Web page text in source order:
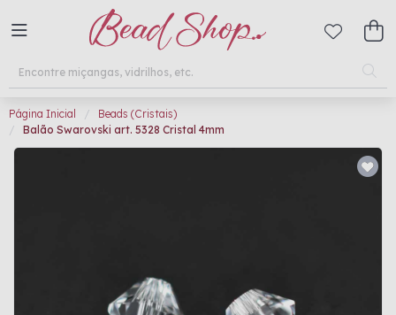
Página Inicial
Beads (Cristais)
Balão Swarovski art. 5328 Cristal 4mm